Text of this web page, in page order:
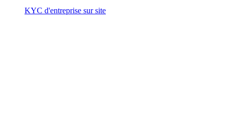
KYC d'entreprise sur site